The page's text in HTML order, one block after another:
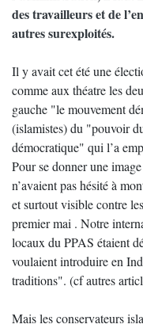
des travailleurs et de
autres surexploités.
Il y avait cet été une
comme aux théatre les
gauche "le mouvement
(islamistes) du "pouvoir
démocratique" qui l’a
Pour se donner une
n’avaient pas hésité à
et surtout visible contre
premier mai . Notre
locaux du PPAS étaient
voulaient introduire en
traditions". (cf autres
Mais les conservateurs